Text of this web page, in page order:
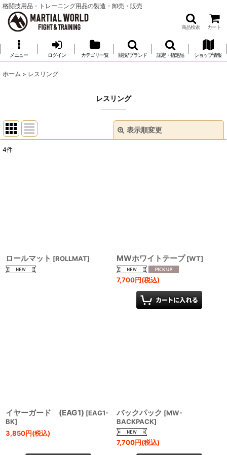
格闘技用品・トレーニング用品の製造・卸売・販売
商品検索 カート
メニュー ログイン カテゴリ一覧 競技/ブランド 認定・指定品 ショップ情報
ホーム > レスリング
レスリング
表示順変更
4件
ロールマット [ROLLMAT] MWホワイトテープ [WT]
7,700円(税込)
イヤーガード (EAG1) [EAG1-
BK]
3,850円(税込)
バックパック [MW-
BACKPACK]
7,700円(税込)